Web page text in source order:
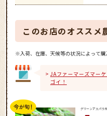
このお店のオススメ
※入荷、在庫、天候等の状況によって購
JAファーマーズマー
ゴイ！
グリーンアスパラ